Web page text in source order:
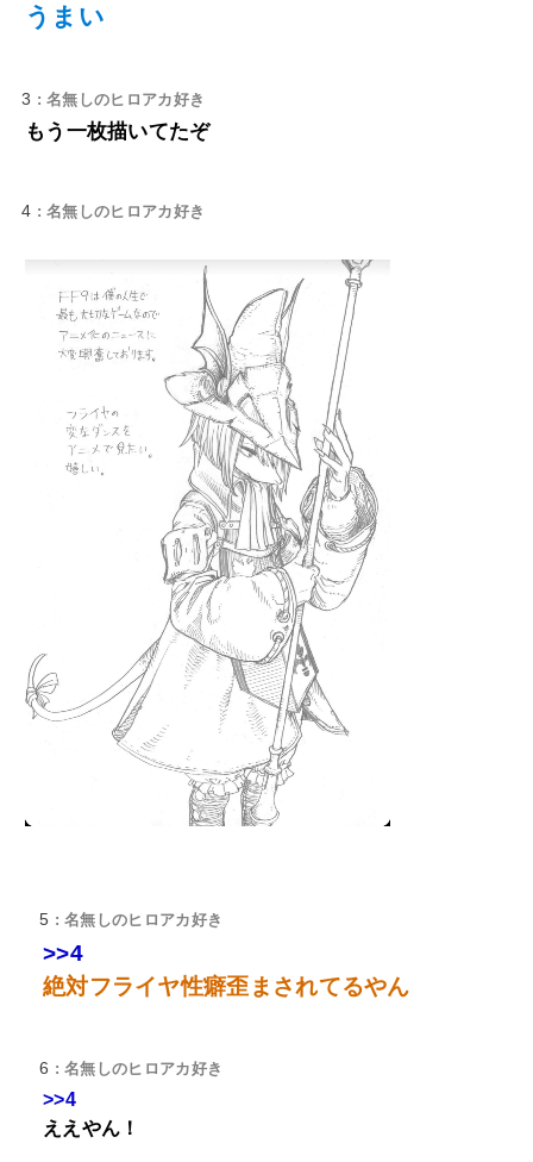
うまい
3 : 名無しのヒロアカ好き
もう一枚描いてたぞ
4 : 名無しのヒロアカ好き
5 : 名無しのヒロアカ好き
>>4
絶対フライヤ性癖歪まされてるやん
6 : 名無しのヒロアカ好き
>>4
ええやん！